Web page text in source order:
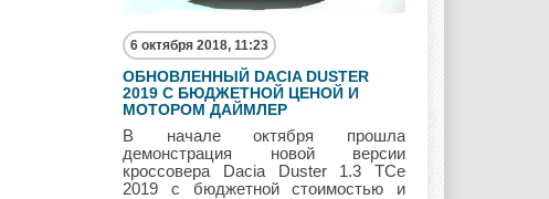
Nissan Opel Pagani
Peugeot Pontiac Porshe
6 октября 2018, 11:23
ОБНОВЛЕННЫЙ DACIA DUSTER
2019 С БЮДЖЕТНОЙ ЦЕНОЙ И
МОТОРОМ ДАЙМЛЕР
В начале октября прошла
демонстрация новой версии
кроссовера Dacia Duster 1.3 TCe
2019 с бюджетной стоимостью и